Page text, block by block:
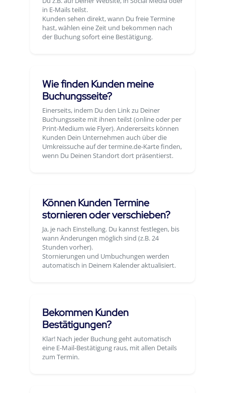
in E-Mails teilst.
Kunden sehen direkt, wann Du freie Termine
hast, wählen eine Zeit und bekommen nach
der Buchung sofort eine Bestätigung.
Wie finden Kunden meine
Buchungsseite?
Einerseits, indem Du den Link zu Deiner
Buchungsseite mit ihnen teilst (online oder per
Print-Medium wie Flyer). Andererseits können
Kunden Dein Unternehmen auch über die
Umkreissuche auf der termine.de-Karte finden,
wenn Du Deinen Standort dort präsentierst.
Können Kunden Termine
stornieren oder verschieben?
Ja, je nach Einstellung. Du kannst festlegen, bis
wann Änderungen möglich sind (z.B. 24
Stunden vorher).
Stornierungen und Umbuchungen werden
automatisch in Deinem Kalender aktualisiert.
Bekommen Kunden
Bestätigungen?
Klar! Nach jeder Buchung geht automatisch
eine E-Mail-Bestätigung raus, mit allen Details
zum Termin.